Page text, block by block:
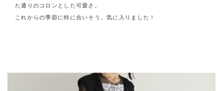
た通りのコロンとした可愛さ。
これからの季節に特に合いそう。気に入りました！